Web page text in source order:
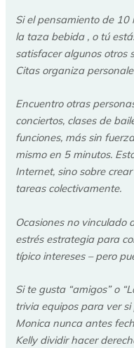
Si el pensamiento de
la taza bebida , o tú
satisfacer algunos otros
Citas organiza
Encuentro otras
conciertos, clases de
funciones, más sin
mismo en 5 minutos.
Internet, sino sobre
tareas colectivamente.
Ocasiones no vinculado
estrés estrategia para
típico intereses – pero
Si te gusta “amigos” o
trivia equipos para ver
Monica nunca antes
Kelly dividir hacer